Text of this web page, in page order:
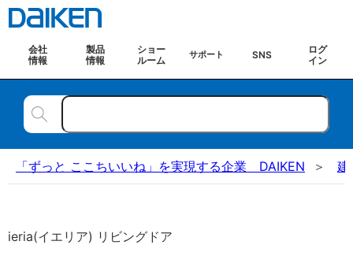
会社
情報
製品
情報
ショー
ルーム
サポート SNS
ログ
イン
「ずっと ここちいいね」を実現する企業 DAIKEN 建
ieria(イエリア) リビングドア